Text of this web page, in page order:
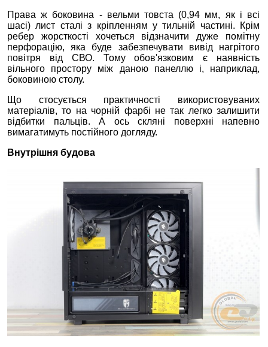
Права ж боковина - вельми товста (0,94 мм, як і всі
шасі) лист сталі з кріпленням у тильній частині. Крім
ребер жорсткості хочеться відзначити дуже помітну
перфорацію, яка буде забезпечувати вивід нагрітого
повітря від СВО. Тому обов'язковим є наявність
вільного простору між даною панеллю і, наприклад,
боковиною столу.
Що стосується практичності використовуваних
матеріалів, то на чорній фарбі не так легко залишити
відбитки пальців. А ось скляні поверхні напевно
вимагатимуть постійного догляду.
Внутрішня будова